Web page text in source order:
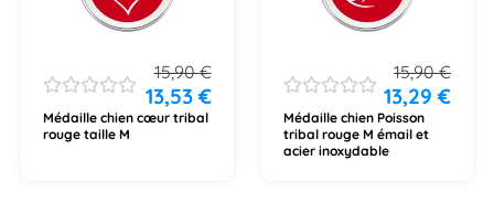
15,90€
13,53 €
Médaille chien cœur tribal
rouge taille M
15,90€
13,29€
Médaille chien Poisson
tribal rouge M émail et
acier inoxydable